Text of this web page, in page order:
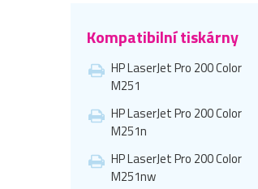
Kompatibilní tiskárny
HP LaserJet Pro 200 Color
M251
HP LaserJet Pro 200 Color
M251n
HP LaserJet Pro 200 Color
M251nw